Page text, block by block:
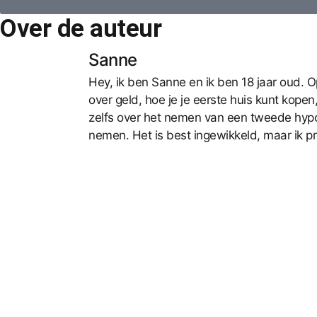
Over de auteur
Sanne
Hey, ik ben Sanne en ik ben 18 jaar oud.
over geld, hoe je je eerste huis kunt
zelfs over het nemen van een tweede
nemen. Het is best ingewikkeld, maar ik